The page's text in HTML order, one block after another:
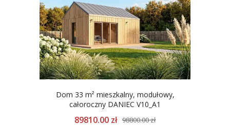
Dom 33 m² mieszkalny, modułowy,
całoroczny DANIEC V10_A1
89810.00 zł 98800.00 zł